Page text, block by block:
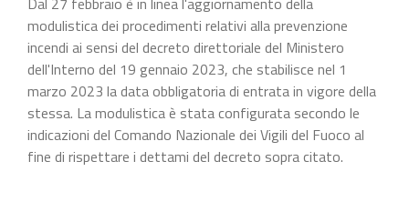
modulistica dei procedimenti relativi alla prevenzione
incendi ai sensi del decreto direttoriale del Ministero
dell'Interno del 19 gennaio 2023, che stabilisce nel 1
marzo 2023 la data obbligatoria di entrata in vigore della
stessa. La modulistica è stata configurata secondo le
indicazioni del Comando Nazionale dei Vigili del Fuoco al
fine di rispettare i dettami del decreto sopra citato.